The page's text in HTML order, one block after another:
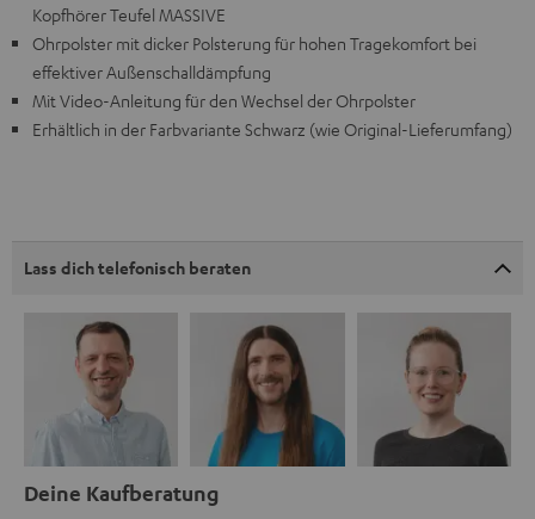
Kopfhörer Teufel MASSIVE
Ohrpolster mit dicker Polsterung für hohen Tragekomfort bei
effektiver Außenschalldämpfung
Mit Video-Anleitung für den Wechsel der Ohrpolster
Erhältlich in der Farbvariante Schwarz (wie Original-Lieferumfang)
Lass dich telefonisch beraten
Deine Kaufberatung